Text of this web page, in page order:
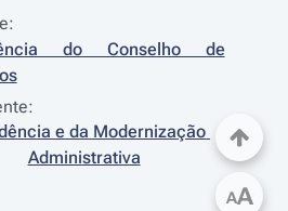
do Conselho de
e da Modernização
Administrativa
AA